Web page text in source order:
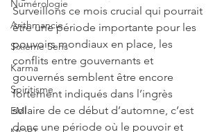
Numérologie
Arithmancie
Sixième Sens
Karma
Spiritisme
EMI
Surveillons ce mois crucial qui pourrait
être une période importante pour les
pouvoirs mondiaux en place, les
conflits entre gouvernants et
gouvernés semblent être encore
fortement indiqués dans l’ingrès
solaire de ce début d’automne, c’est
donc une période où le pouvoir et